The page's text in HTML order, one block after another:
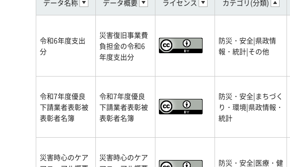
データ名称 データ概要 ライセンス カテゴリ(分類)
令和6年度支出
分
災害復旧事業費
負担金の令和6
年度支出分
防災・安全|県政情
報・統計|その他
令和7年度優良
下請業者表彰被
表彰者名簿
令和7年度優良
下請業者表彰被
表彰者名簿
防災・安全|まちづく
り・環境|県政情報・
統計
災害時心のケア
災害時心のケア
防災・安全|医療・健